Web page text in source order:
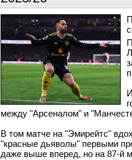
между "Арсеналом" и
В том матче на "Эмирейтс"
"красные дьяволы" первыми
даже выше вперед, но на 87-й